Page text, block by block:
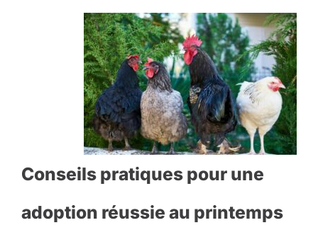
Conseils pratiques pour une
adoption réussie au printemps